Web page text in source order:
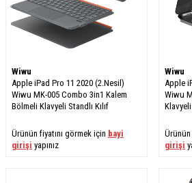
Wiwu
Apple iPad Pro 11 2020 (2.Nesil)
Wiwu MK-005 Combo 3in1 Kalem
Bölmeli Klavyeli Standlı Kılıf
Ürünün fiyatını görmek için bayi
girişi yapınız
Wiwu
Apple
Wiwu
Klavyeli
Ürünün
girişi